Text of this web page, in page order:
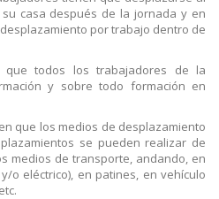
casa después de la jornada y en
por trabajo dentro de
todos los trabajadores de la
y sobre todo formación en
que los medios de desplazamiento
se pueden realizar de
medios de transporte, andando, en
o eléctrico), en patines, en vehículo